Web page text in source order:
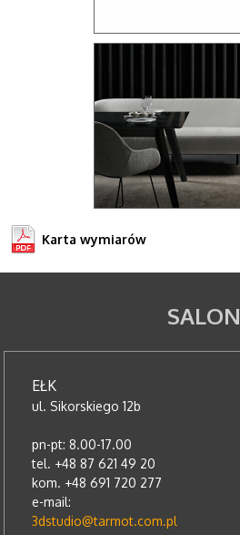
Karta wymiarów
SALON
EŁK
ul. Sikorskiego 12b
pn-pt: 8.00-17.00
tel. +48 87 621 49 20
kom. +48 691 720 277
e-mail:
3dstudio@tarmot.com.pl